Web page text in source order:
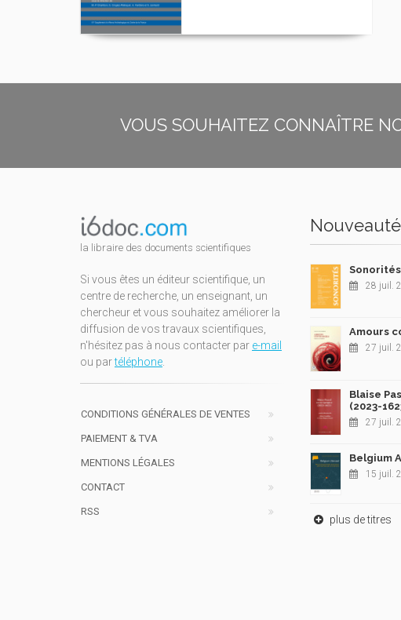
VOUS SOUHAITEZ CONNAÎTRE
la libraire des documents scientifiques
Si vous êtes un éditeur scientifique, un
centre de recherche, un enseignant, un
chercheur et vous souhaitez améliorer la
diffusion de vos travaux scientifiques,
n'hésitez pas à nous contacter par e-mail
ou partéléphone.
CONDITIONS GÉNÉRALES DE VENTES
PAIEMENT & TVA
MENTIONS LÉGALES
CONTACT
RSS
Sonorités
28 juil.
Amours
27 juil.
Blaise
(2023-
27 juil.
Belgium
15 juil.
plus de titres